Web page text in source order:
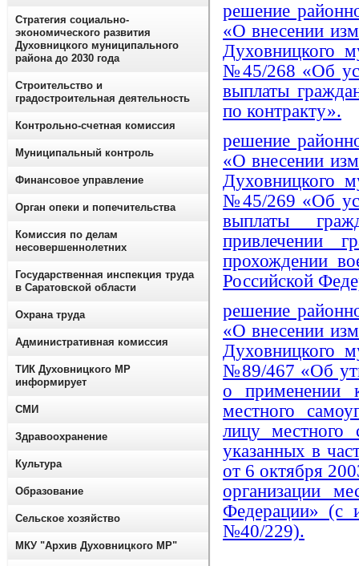
решение
«О внесении
Духовницкого
№45/268 «Об
выплаты
по контракту».
решение
«О внесении
Духовницкого
№45/269 «Об
выплаты
привлечении
прохождении
Российской
решение
«О внесении
Духовницкого
№89/467 «Об
о применении
местного
лицу местного
указанных в
от 6 октября
организации
Федерации» (с
№40/229).
Стратегия социально-
экономического развития
Духовницкого муниципального
района до 2030 года
Строительство и
градостроительная деятельность
Контрольно-счетная комиссия
Муниципальный контроль
Финансовое управление
Орган опеки и попечительства
Комиссия по делам
несовершеннолетних
Государственная инспекция труда
в Саратовской области
Охрана труда
Административная комиссия
ТИК Духовницкого МР
информирует
СМИ
Здравоохранение
Культура
Образование
Сельское хозяйство
МКУ "Архив Духовницкого МР"